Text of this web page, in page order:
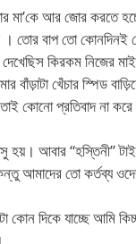
মা’কে আর জোর করতে
তোর বাপ তো কোনদিনই
কিরকম নিজের
খেঁচার স্পিড
কোনো প্রতিবাদ না করে
হয়। আবার “হস্তিনী”
আমাদের তো কর্তব্য
কোন দিকে যাচ্ছে আমি